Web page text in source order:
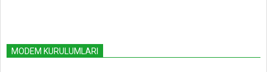
MODEM KURULUMLARI